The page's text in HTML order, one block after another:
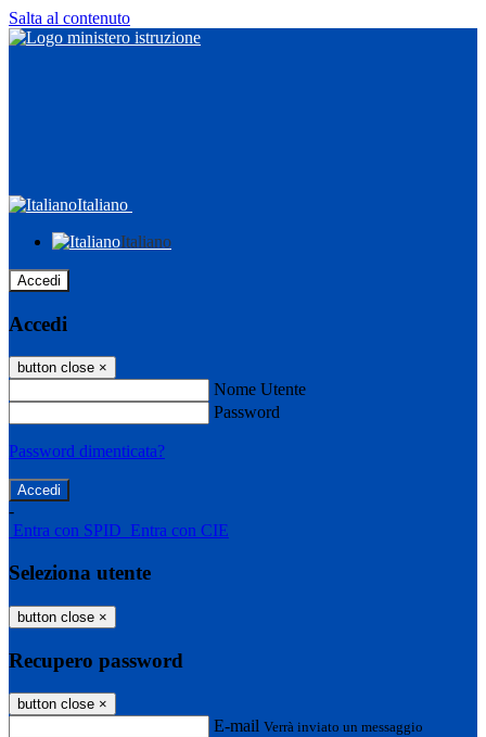
Salta al contenuto
Italiano
Italiano
Accedi
Accedi
button close ×
Nome Utente
Password
Password dimenticata?
-
Entra con SPID Entra con CIE
Seleziona utente
button close ×
Recupero password
button close ×
E-mail Verrà inviato un messaggio